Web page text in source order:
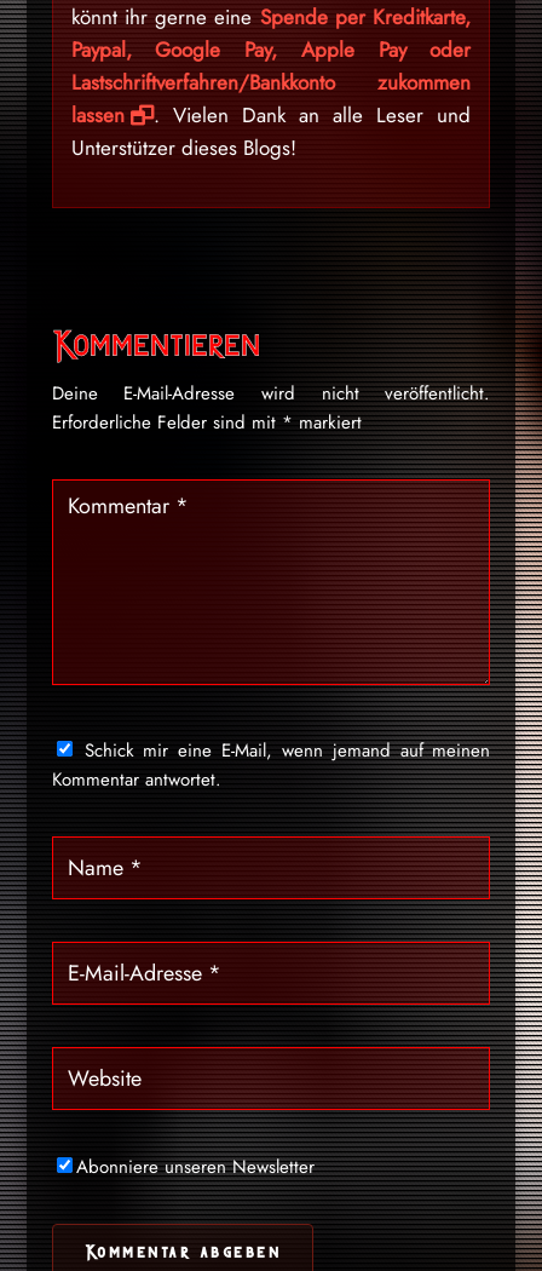
könnt ihr gerne eine Spende per Kreditkarte,
Paypal, Google Pay, Apple Pay oder
Lastschriftverfahren/Bankkonto zukommen
lassen
. Vielen Dank an alle Leser und
Unterstützer dieses Blogs!
Kommentieren
Deine E-Mail-Adresse wird nicht veröffentlicht.
Erforderliche Felder sind mit * markiert
Schick mir eine E-Mail, wenn jemand auf meinen
Kommentar antwortet.
Abonniere unseren Newsletter